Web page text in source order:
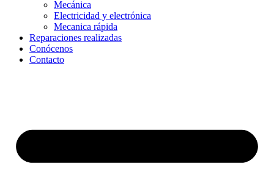
Mecánica
Electricidad y electrónica
Mecanica rápida
Reparaciones realizadas
Conócenos
Contacto